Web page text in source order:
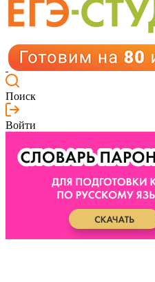
Поиск
Войти